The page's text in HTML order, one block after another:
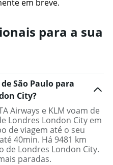
em breve.
para a sua
São Paulo para
City?
Airways e KLM voam de
Londres London City em
de viagem até o seu
40min. Há 9481 km
de Londres London City.
paradas.